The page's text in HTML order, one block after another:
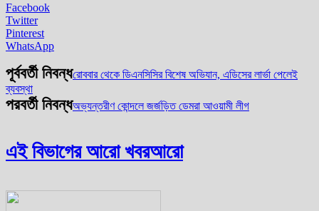
Facebook
Twitter
Pinterest
WhatsApp
পূর্ববর্তী নিবন্ধরোববার থেকে ডিএনসিসির বিশেষ অভিযান, এডিসের লার্ভা পেলেই
ব্যবস্থা
পরবর্তী নিবন্ধঅভ্যন্তরীণ কোন্দলে জর্জড়িত ডেমরা আওয়ামী লীগ
এই বিভাগের আরো খবরআরো